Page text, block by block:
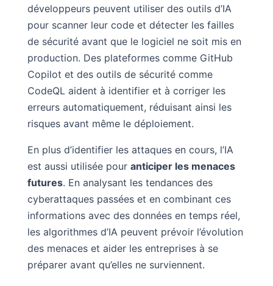
développeurs peuvent utiliser des outils d’IA
pour scanner leur code et détecter les failles
de sécurité avant que le logiciel ne soit mis en
production. Des plateformes comme GitHub
Copilot et des outils de sécurité comme
CodeQL aident à identifier et à corriger les
erreurs automatiquement, réduisant ainsi les
risques avant même le déploiement.
En plus d’identifier les attaques en cours, l’IA
est aussi utilisée pour anticiper les menaces
futures. En analysant les tendances des
cyberattaques passées et en combinant ces
informations avec des données en temps réel,
les algorithmes d’IA peuvent prévoir l’évolution
des menaces et aider les entreprises à se
préparer avant qu’elles ne surviennent.